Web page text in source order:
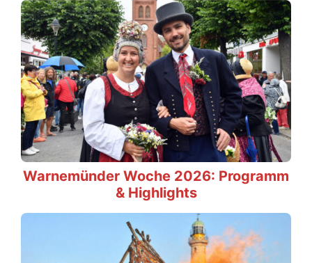
Warnemünder Woche 2026: Programm
& Highlights